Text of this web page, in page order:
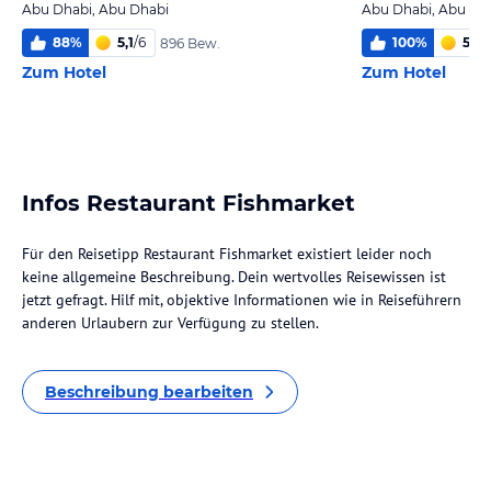
Abu Dhabi, Abu Dhabi
88% 5,1/6 896 Bew.
Zum Hotel
Abu Dhabi, Abu
100% 5,5
Zum Hotel
Infos Restaurant Fishmarket
Für den Reisetipp Restaurant Fishmarket existiert leider noch
keine allgemeine Beschreibung. Dein wertvolles Reisewissen ist
jetzt gefragt. Hilf mit, objektive Informationen wie in Reiseführern
anderen Urlaubern zur Verfügung zu stellen.
Beschreibung bearbeiten